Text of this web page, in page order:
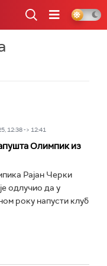
12:38 -> 12:41
Олимпик из
Рајан Черки
одлучио да у
року напусти клуб